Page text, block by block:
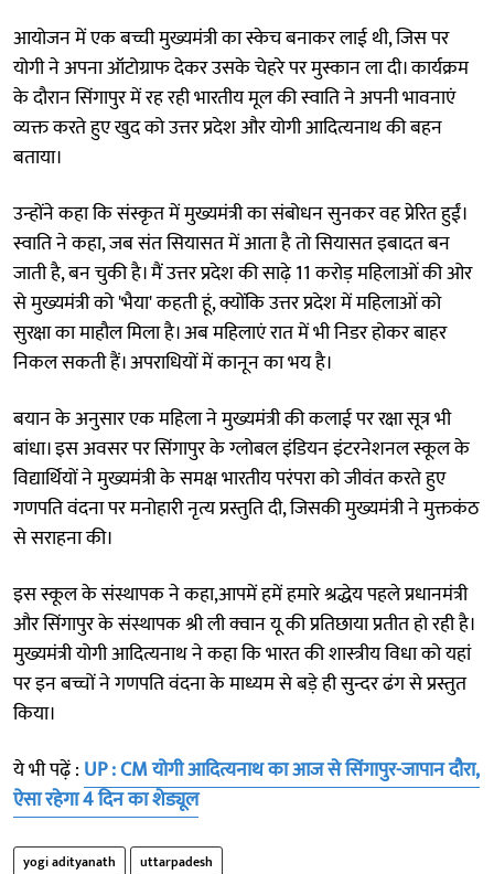
आयोजन में एक बच्ची मुख्यमंत्री का स्केच बनाकर लाई थी, जिस पर
योगी ने अपना ऑटोग्राफ देकर उसके चेहरे पर मुस्कान ला दी। कार्यक्रम
के दौरान सिंगापुर में रह रही भारतीय मूल की स्वाति ने अपनी भावनाएं
व्यक्त करते हुए खुद को उत्तर प्रदेश और योगी आदित्यनाथ की बहन
बताया।
उन्होंने कहा कि संस्कृत में मुख्यमंत्री का संबोधन सुनकर वह प्रेरित हुईं।
स्वाति ने कहा, जब संत सियासत में आता है तो सियासत इबादत बन
जाती है, बन चुकी है। मैं उत्तर प्रदेश की साढ़े 11 करोड़ महिलाओं की ओर
से मुख्यमंत्री को 'भैया' कहती हूं, क्योंकि उत्तर प्रदेश में महिलाओं को
सुरक्षा का माहौल मिला है। अब महिलाएं रात में भी निडर होकर बाहर
निकल सकती हैं। अपराधियों में कानून का भय है।
बयान के अनुसार एक महिला ने मुख्यमंत्री की कलाई पर रक्षा सूत्र भी
बांधा। इस अवसर पर सिंगापुर के ग्लोबल इंडियन इंटरनेशनल स्कूल के
विद्यार्थियों ने मुख्यमंत्री के समक्ष भारतीय परंपरा को जीवंत करते हुए
गणपति वंदना पर मनोहारी नृत्य प्रस्तुति दी, जिसकी मुख्यमंत्री ने मुक्तकंठ
से सराहना की।
इस स्कूल के संस्थापक ने कहा,आपमें हमें हमारे श्रद्धेय पहले प्रधानमंत्री
और सिंगापुर के संस्थापक श्री ली क्वान यू की प्रतिछाया प्रतीत हो रही है।
मुख्यमंत्री योगी आदित्यनाथ ने कहा कि भारत की शास्त्रीय विधा को यहां
पर इन बच्चों ने गणपति वंदना के माध्यम से बड़े ही सुन्दर ढंग से प्रस्तुत
किया।
ये भी पढ़ें : UP : CM योगी आदित्यनाथ का आज से सिंगापुर-जापान दौरा,
ऐसा रहेगा 4 दिन का शेड्यूल
yogi adityanath uttarpadesh